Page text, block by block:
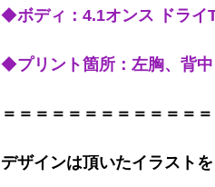
◆ボディ：4.1オンス ドライ
◆プリント箇所：左胸、背中
＝＝＝＝＝＝＝＝＝＝＝＝＝
デザインは頂いたイラスト